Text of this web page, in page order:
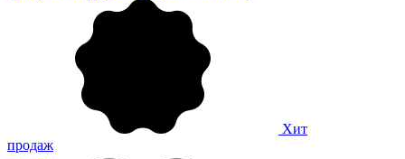
Хит
продаж